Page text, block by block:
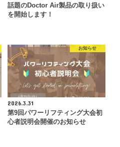
話題のDoctor Air製品の取り扱い
を開始します！
お知らせ
2026.3.31
第9回パワーリフティング大会初
心者説明会開催のお知らせ